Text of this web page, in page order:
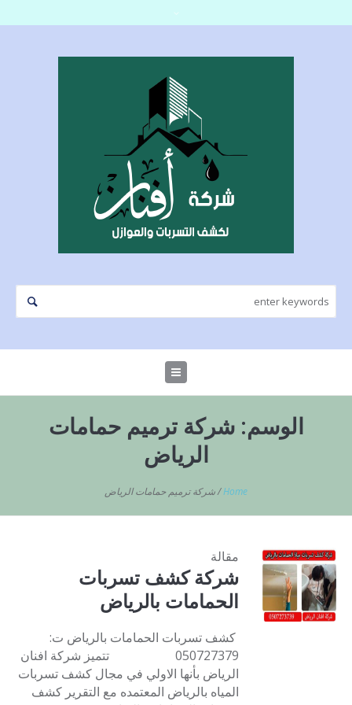
الوسم:شركة ترميم حمامات
الرياض
Home
/شركة ترميم حمامات الرياض
مقالة
شركة كشف تسربات
الحمامات بالرياض
كشف تسربات الحمامات بالرياض ت:
050727379 تتميز شركة افنان
الرياض بأنها الاولي في مجال كشف تسربات
المياه بالرياض المعتمده مع التقرير كشف